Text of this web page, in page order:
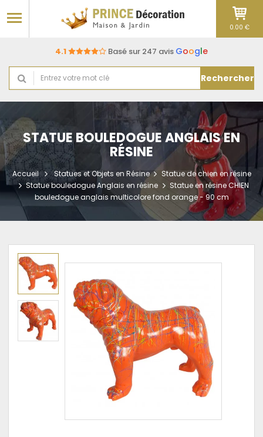
4.1 Basé sur 247 avis Google
Rechercher
0.00 €
STATUE BOULEDOGUE ANGLAIS EN
RÉSINE
Accueil Statues et Objets en Résine
Statue de chien en résine
Statue bouledogue Anglais en résine
Statue en résine CHIEN
bouledogue anglais multicolore fond orange - 90 cm